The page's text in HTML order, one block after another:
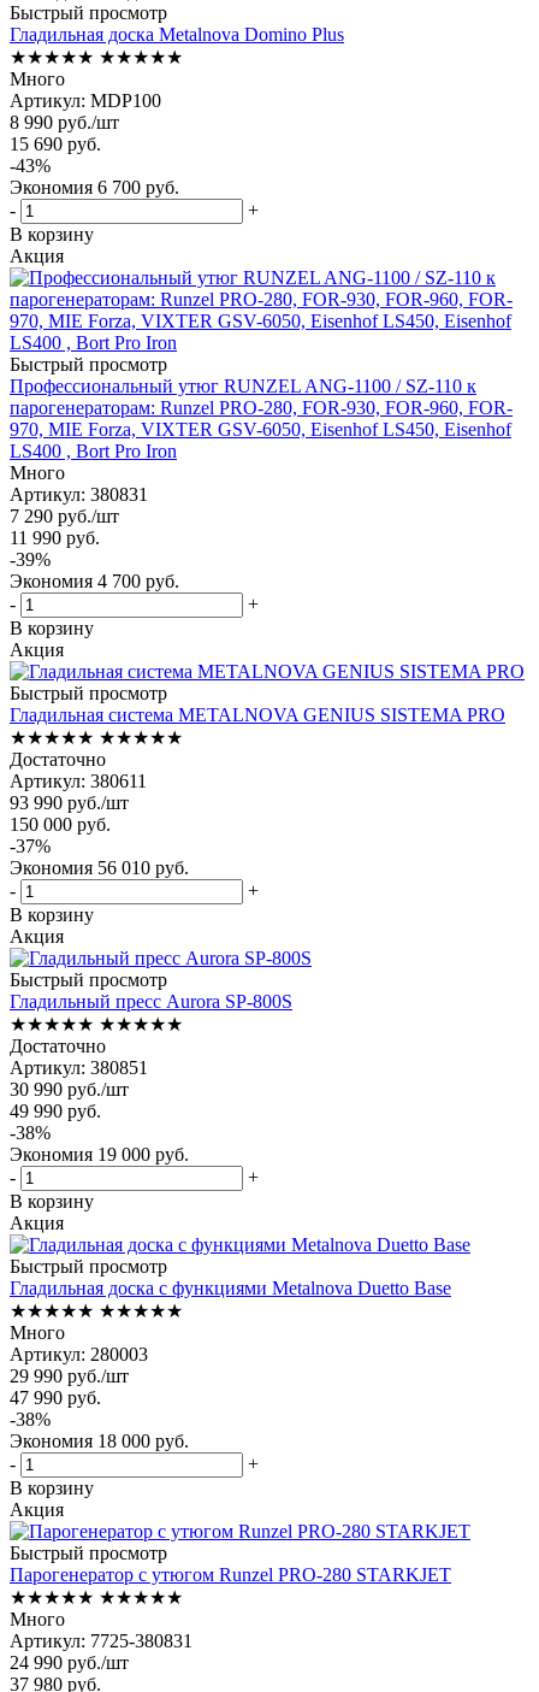
Быстрый просмотр
Гладильная доска Metalnova Domino Plus
★★★★★ ★★★★★
Много
Артикул: MDP100
8 990 руб./шт
15 690 руб.
-43%
Экономия 6 700 руб.
-
+
В корзину
Акция
Быстрый просмотр
Профессиональный утюг RUNZEL ANG-1100 / SZ-110 к
парогенераторам: Runzel PRO-280, FOR-930, FOR-960, FOR-
970, MIE Forza, VIXTER GSV-6050, Eisenhof LS450, Eisenhof
LS400 , Bort Pro Iron
Много
Артикул: 380831
7 290 руб./шт
11 990 руб.
-39%
Экономия 4 700 руб.
-
+
В корзину
Акция
Быстрый просмотр
Гладильная система METALNOVA GENIUS SISTEMA PRO
★★★★★ ★★★★★
Достаточно
Артикул: 380611
93 990 руб./шт
150 000 руб.
-37%
Экономия 56 010 руб.
-
+
В корзину
Акция
Быстрый просмотр
Гладильный пресс Aurora SP-800S
★★★★★ ★★★★★
Достаточно
Артикул: 380851
30 990 руб./шт
49 990 руб.
-38%
Экономия 19 000 руб.
-
+
В корзину
Акция
Быстрый просмотр
Гладильная доска с функциями Metalnova Duetto Base
★★★★★ ★★★★★
Много
Артикул: 280003
29 990 руб./шт
47 990 руб.
-38%
Экономия 18 000 руб.
-
+
В корзину
Акция
Быстрый просмотр
Парогенератор с утюгом Runzel PRO-280 STARKJET
★★★★★ ★★★★★
Много
Артикул: 7725-380831
24 990 руб./шт
37 980 руб.